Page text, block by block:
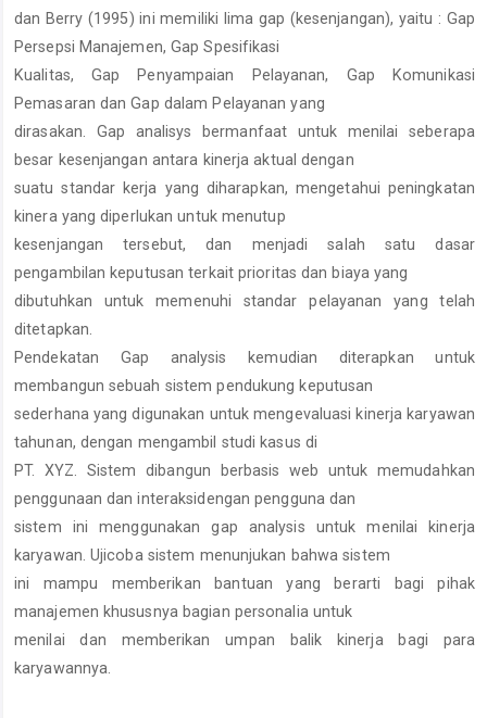
dan Berry (1995) ini memiliki lima gap (kesenjangan), yaitu : Gap
Persepsi Manajemen, Gap Spesifikasi
Kualitas, Gap Penyampaian Pelayanan, Gap Komunikasi
Pemasaran dan Gap dalam Pelayanan yang
dirasakan. Gap analisys bermanfaat untuk menilai seberapa
besar kesenjangan antara kinerja aktual dengan
suatu standar kerja yang diharapkan, mengetahui peningkatan
kinera yang diperlukan untuk menutup
kesenjangan tersebut, dan menjadi salah satu dasar
pengambilan keputusan terkait prioritas dan biaya yang
dibutuhkan untuk memenuhi standar pelayanan yang telah
ditetapkan.
Pendekatan Gap analysis kemudian diterapkan untuk
membangun sebuah sistem pendukung keputusan
sederhana yang digunakan untuk mengevaluasi kinerja karyawan
tahunan, dengan mengambil studi kasus di
PT. XYZ. Sistem dibangun berbasis web untuk memudahkan
penggunaan dan interaksidengan pengguna dan
sistem ini menggunakan gap analysis untuk menilai kinerja
karyawan. Ujicoba sistem menunjukan bahwa sistem
ini mampu memberikan bantuan yang berarti bagi pihak
manajemen khususnya bagian personalia untuk
menilai dan memberikan umpan balik kinerja bagi para
karyawannya.